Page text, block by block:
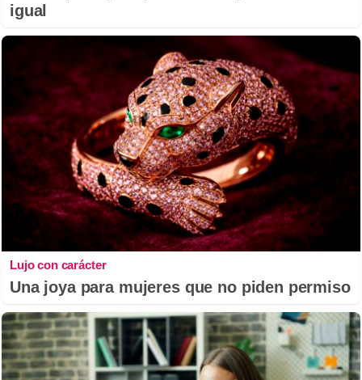
igual
Lujo con carácter
Una joya para mujeres que no piden permiso